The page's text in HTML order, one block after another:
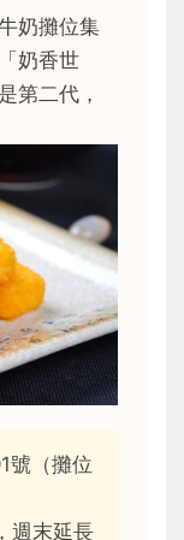
奶攤位集
奶香世
第二代，
號（攤位
週末延長